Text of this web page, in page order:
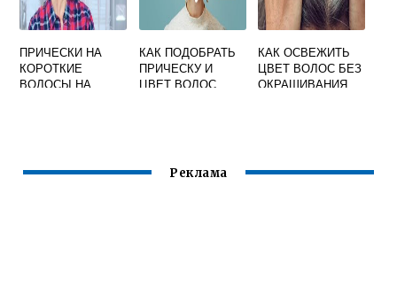
ПРИЧЕСКИ НА
КОРОТКИЕ
ВОЛОСЫ НА
КАК ПОДОБРАТЬ
ПРИЧЕСКУ И
ЦВЕТ ВОЛОС
КАК ОСВЕЖИТЬ
ЦВЕТ ВОЛОС БЕЗ
ОКРАШИВАНИЯ
Реклама